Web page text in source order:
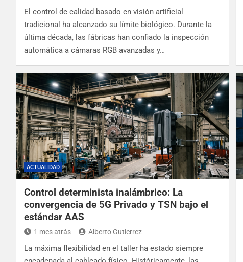
El control de calidad basado en visión artificial
tradicional ha alcanzado su límite biológico. Durante la
última década, las fábricas han confiado la inspección
automática a cámaras RGB avanzadas y…
ACTUALIDAD
Control determinista inalámbrico: La
convergencia de 5G Privado y TSN bajo el
estándar AAS
1 mes atrás Alberto Gutierrez
La máxima flexibilidad en el taller ha estado siempre